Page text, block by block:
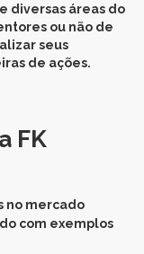
diversas áreas do
ou não de
seus
de ações.
FK
no mercado
com exemplos